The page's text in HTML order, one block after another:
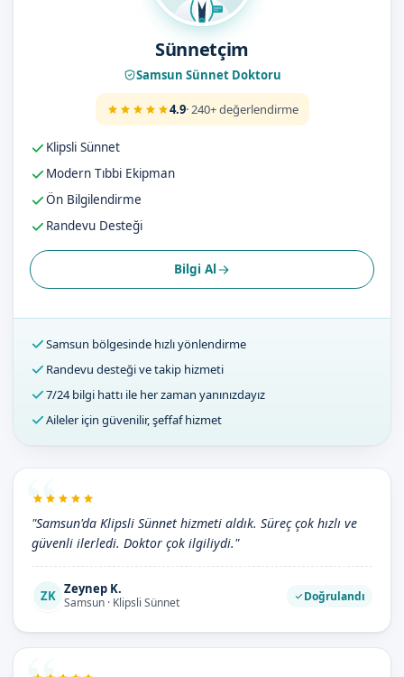
Sünnetçim
Samsun Sünnet Doktoru
4.9· 240+ değerlendirme
Klipsli Sünnet
Modern Tıbbi Ekipman
Ön Bilgilendirme
Randevu Desteği
Bilgi Al
Samsun bölgesinde hızlı yönlendirme
Randevu desteği ve takip hizmeti
7/24 bilgi hattı ile her zaman yanınızdayız
Aileler için güvenilir, şeffaf hizmet
"Samsun'da Klipsli Sünnet hizmeti aldık. Süreç çok hızlı ve
güvenli ilerledi. Doktor çok ilgiliydi."
ZK Zeynep K.
Samsun · Klipsli Sünnet Doğrulandı